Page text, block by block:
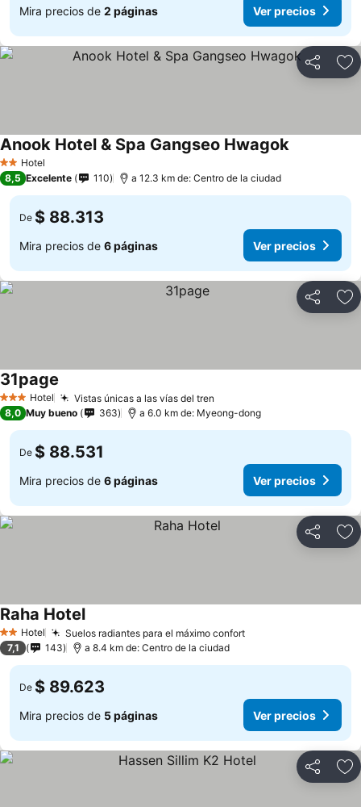
Mira precios de 2 páginas Ver precios
Compartir
2 Estrellas
Hotel
Anook Hotel & Spa Gangseo Hwagok
8,5 Excelente 110 a 12.3 km de: Centro de la ciudad
De $ 88.313
Mira precios de 6 páginas Ver precios
Compartir
3 Estrellas
Hotel Vistas únicas a las vías del tren
31page
8,0 Muy bueno 363 a 6.0 km de: Myeong-dong
De $ 88.531
Mira precios de 6 páginas Ver precios
Compartir
2 Estrellas
Hotel Suelos radiantes para el máximo confort
Raha Hotel
7,1 143 a 8.4 km de: Centro de la ciudad
De $ 89.623
Mira precios de 5 páginas Ver precios
Compartir